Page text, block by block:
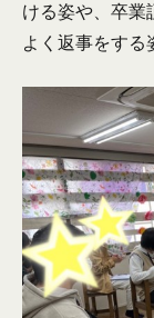
ける姿や、卒業
よく返事をする